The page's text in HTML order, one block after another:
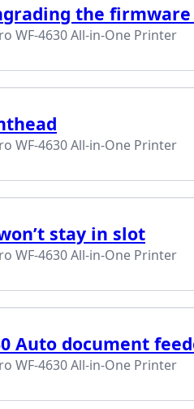
the firmware
WF-4630 All-in-One Printer
WF-4630 All-in-One Printer
stay in slot
WF-4630 All-in-One Printer
Auto document
WF-4630 All-in-One Printer